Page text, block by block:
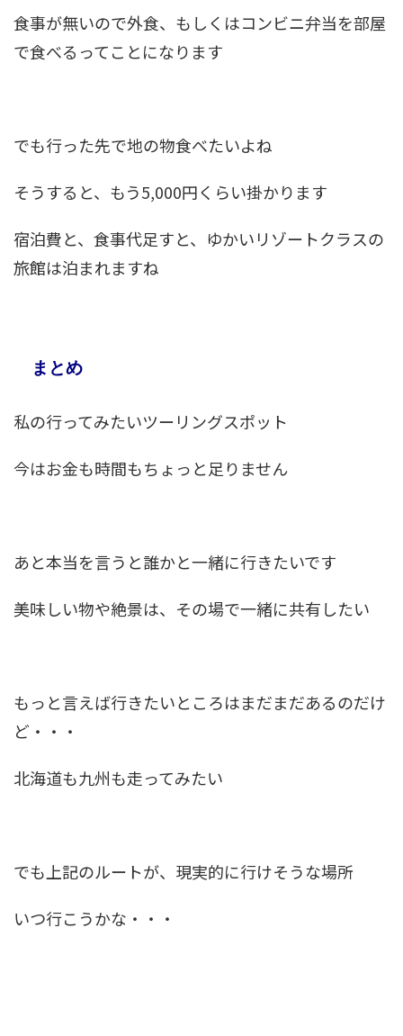
食事が無いので外食、もしくはコンビニ弁当を部屋
で食べるってことになります
でも行った先で地の物食べたいよね
そうすると、もう5,000円くらい掛かります
宿泊費と、食事代足すと、ゆかいリゾートクラスの
旅館は泊まれますね
まとめ
私の行ってみたいツーリングスポット
今はお金も時間もちょっと足りません
あと本当を言うと誰かと一緒に行きたいです
美味しい物や絶景は、その場で一緒に共有したい
もっと言えば行きたいところはまだまだあるのだけ
ど・・・
北海道も九州も走ってみたい
でも上記のルートが、現実的に行けそうな場所
いつ行こうかな・・・